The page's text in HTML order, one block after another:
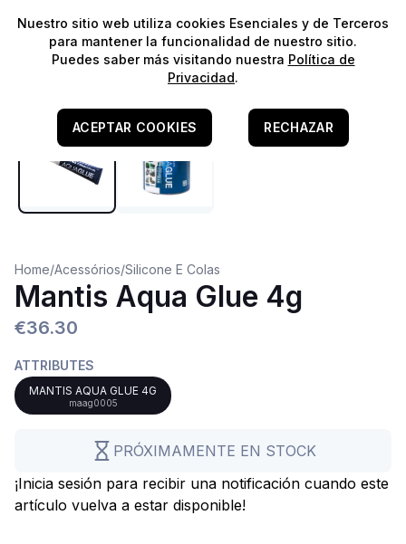
⭐️¡Envíos gratis para pedidos superiores a 60€!*⭐️
Home/Acessórios/Silicone E Colas
Mantis Aqua Glue 4g
€36.30
ATTRIBUTES
MANTIS AQUA GLUE 4G
maag0005
PRÓXIMAMENTE EN STOCK
¡Inicia sesión para recibir una notificación cuando este
artículo vuelva a estar disponible!
Nuestro sitio web utiliza cookies Esenciales y de Terceros
para mantener la funcionalidad de nuestro sitio.
Puedes saber más visitando nuestra Política de
Privacidad.
ACEPTAR COOKIES RECHAZAR